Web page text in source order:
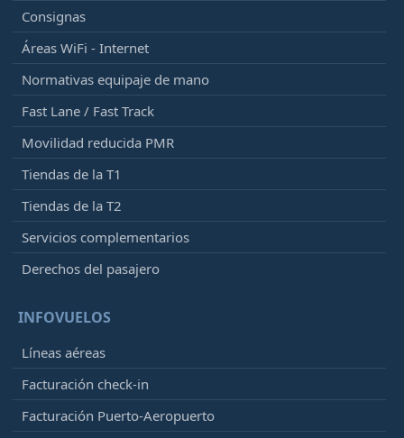
Consignas
Áreas WiFi - Internet
Normativas equipaje de mano
Fast Lane / Fast Track
Movilidad reducida PMR
Tiendas de la T1
Tiendas de la T2
Servicios complementarios
Derechos del pasajero
INFOVUELOS
Líneas aéreas
Facturación check-in
Facturación Puerto-Aeropuerto